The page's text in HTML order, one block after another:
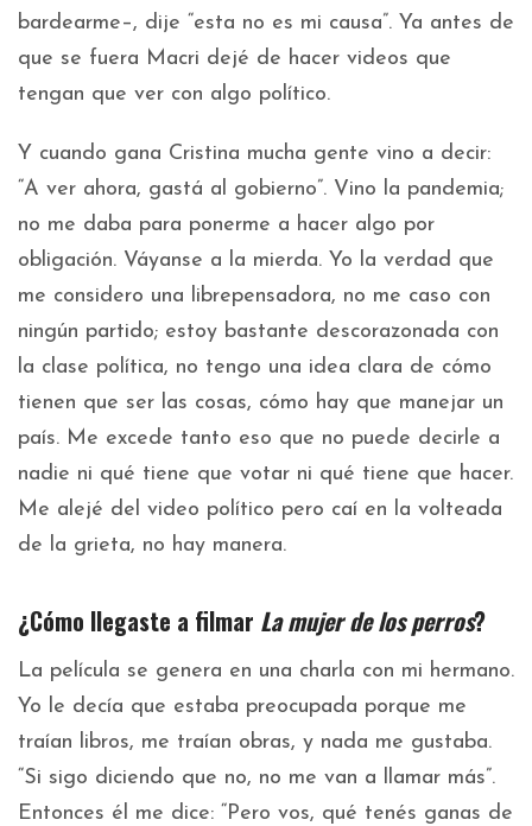
bardearme–, dije “esta no es mi causa”. Ya antes de
que se fuera Macri dejé de hacer videos que
tengan que ver con algo político.
Y cuando gana Cristina mucha gente vino a decir:
“A ver ahora, gastá al gobierno”. Vino la pandemia;
no me daba para ponerme a hacer algo por
obligación. Váyanse a la mierda. Yo la verdad que
me considero una librepensadora, no me caso con
ningún partido; estoy bastante descorazonada con
la clase política, no tengo una idea clara de cómo
tienen que ser las cosas, cómo hay que manejar un
país. Me excede tanto eso que no puede decirle a
nadie ni qué tiene que votar ni qué tiene que hacer.
Me alejé del video político pero caí en la volteada
de la grieta, no hay manera.
¿Cómo llegaste a filmar La mujer de los perros?
La película se genera en una charla con mi hermano.
Yo le decía que estaba preocupada porque me
traían libros, me traían obras, y nada me gustaba.
“Si sigo diciendo que no, no me van a llamar más”.
Entonces él me dice: “Pero vos, qué tenés ganas de